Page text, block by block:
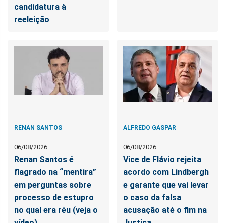
candidatura à
reeleição
RENAN SANTOS
06/08/2026
Renan Santos é
flagrado na “mentira”
em perguntas sobre
processo de estupro
no qual era réu (veja o
ALFREDO GASPAR
06/08/2026
Vice de Flávio rejeita
acordo com Lindbergh
e garante que vai levar
o caso da falsa
acusação até o fim na